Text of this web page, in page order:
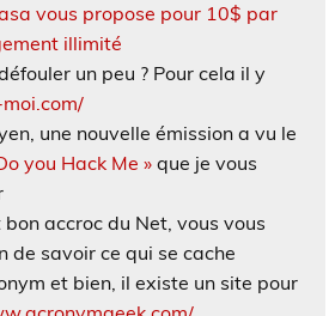
vous propose pour 10$ par
illimité
un peu ? Pour cela il y
une nouvelle émission a vu le
you Hack Me » que je vous
accroc du Net, vous vous
de savoir ce qui se cache
et bien, il existe un site pour